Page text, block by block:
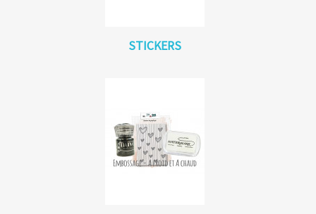
STICKERS